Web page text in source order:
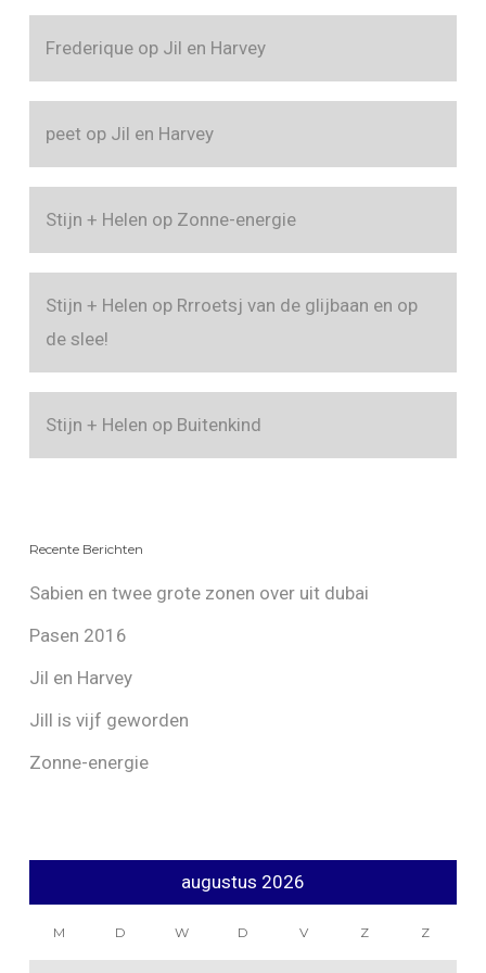
Frederiqueop Jil en Harvey
peet op Jil en Harvey
Stijn + Helen op Zonne-energie
Stijn + Helen op Rrroetsj van de glijbaan en op
de slee!
Stijn + Helen op Buitenkind
Recente Berichten
Sabien en twee grote zonen over uit dubai
Pasen 2016
Jil en Harvey
Jill is vijf geworden
Zonne-energie
augustus 2026
M D W D V Z Z